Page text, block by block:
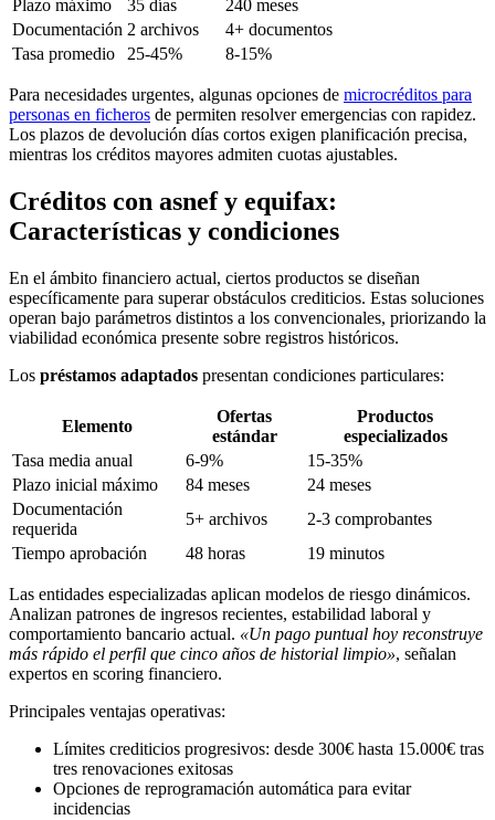
Plazo máximo
35 días
240 meses
Documentación 2 archivos
4+ documentos
Tasa promedio
25-45% 8-15%
Para necesidades urgentes, algunas opciones de microcréditos para
personas en ficheros de permiten resolver emergencias con rapidez.
Los plazos de devolución días cortos exigen planificación precisa,
mientras los créditos mayores admiten cuotas ajustables.
Créditos con asnef y equifax:
Características y condiciones
En el ámbito financiero actual, ciertos productos se diseñan
específicamente para superar obstáculos crediticios. Estas soluciones
operan bajo parámetros distintos a los convencionales, priorizando la
viabilidad económica presente sobre registros históricos.
Los préstamos adaptados presentan condiciones particulares:
Elemento
Ofertas
estándar
Productos
especializados
Tasa media anual
6-9%
15-35%
Plazo inicial máximo
84 meses
24 meses
Documentación
requerida
5+ archivos
2-3 comprobantes
Tiempo aprobación
48 horas 19 minutos
Las entidades especializadas aplican modelos de riesgo dinámicos.
Analizan patrones de ingresos recientes, estabilidad laboral y
comportamiento bancario actual. «Un pago puntual hoy reconstruye
más rápido el perfil que cinco años de historial limpio», señalan
expertos en scoring financiero.
Principales ventajas operativas:
Límites crediticios progresivos: desde 300€ hasta 15.000€ tras
tres renovaciones exitosas
Opciones de reprogramación automática para evitar
incidencias